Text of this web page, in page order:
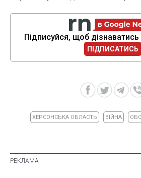
Підписуйся, щоб
ПІДПИСАТИСЬ
ХЕРСОНСЬКА ОБЛАСТЬ ВІЙНА